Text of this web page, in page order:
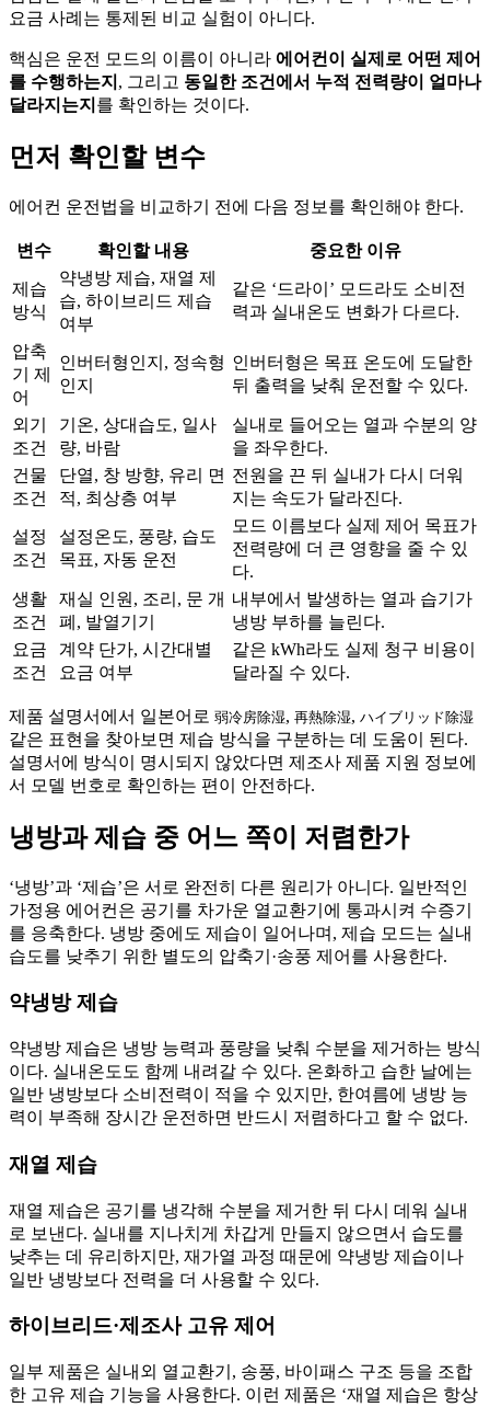
요금 사례는 통제된 비교 실험이 아니다.
핵심은 운전 모드의 이름이 아니라 에어컨이 실제로 어떤 제어
를 수행하는지 , 그리고 동일한 조건에서 누적 전력량이 얼마나
달라지는지 를 확인하는 것이다.
먼저 확인할 변수
에어컨 운전법을 비교하기 전에 다음 정보를 확인해야 한다.
변수 확인할 내용 중요한 이유
제습
방식
약냉방 제습, 재열 제
습, 하이브리드 제습
여부
같은 ‘드라이’ 모드라도 소비전
력과 실내온도 변화가 다르다.
압축
기 제
어
인버터형인지, 정속형
인지
인버터형은 목표 온도에 도달한
뒤 출력을 낮춰 운전할 수 있다.
외기
조건
기온, 상대습도, 일사
량, 바람
실내로 들어오는 열과 수분의 양
을 좌우한다.
건물
조건
단열, 창 방향, 유리 면
적, 최상층 여부
전원을 끈 뒤 실내가 다시 더워
지는 속도가 달라진다.
설정
조건
설정온도, 풍량, 습도
목표, 자동 운전
모드 이름보다 실제 제어 목표가
전력량에 더 큰 영향을 줄 수 있
다.
생활
조건
재실 인원, 조리, 문 개
폐, 발열기기
내부에서 발생하는 열과 습기가
냉방 부하를 늘린다.
요금
조건
계약 단가, 시간대별
요금 여부
같은 kWh라도 실제 청구 비용이
달라질 수 있다.
제품 설명서에서 일본어로 弱冷房除湿, 再熱除湿, ハイブリッド除湿
같은 표현을 찾아보면 제습 방식을 구분하는 데 도움이 된다.
설명서에 방식이 명시되지 않았다면 제조사 제품 지원 정보에
서 모델 번호로 확인하는 편이 안전하다.
냉방과 제습 중 어느 쪽이 저렴한가
‘냉방’과 ‘제습’은 서로 완전히 다른 원리가 아니다. 일반적인
가정용 에어컨은 공기를 차가운 열교환기에 통과시켜 수증기
를 응축한다. 냉방 중에도 제습이 일어나며, 제습 모드는 실내
습도를 낮추기 위한 별도의 압축기·송풍 제어를 사용한다.
약냉방 제습
약냉방 제습은 냉방 능력과 풍량을 낮춰 수분을 제거하는 방식
이다. 실내온도도 함께 내려갈 수 있다. 온화하고 습한 날에는
일반 냉방보다 소비전력이 적을 수 있지만, 한여름에 냉방 능
력이 부족해 장시간 운전하면 반드시 저렴하다고 할 수 없다.
재열 제습
재열 제습은 공기를 냉각해 수분을 제거한 뒤 다시 데워 실내
로 보낸다. 실내를 지나치게 차갑게 만들지 않으면서 습도를
낮추는 데 유리하지만, 재가열 과정 때문에 약냉방 제습이나
일반 냉방보다 전력을 더 사용할 수 있다.
하이브리드·제조사 고유 제어
일부 제품은 실내외 열교환기, 송풍, 바이패스 구조 등을 조합
한 고유 제습 기능을 사용한다. 이런 제품은 ‘재열 제습은 항상